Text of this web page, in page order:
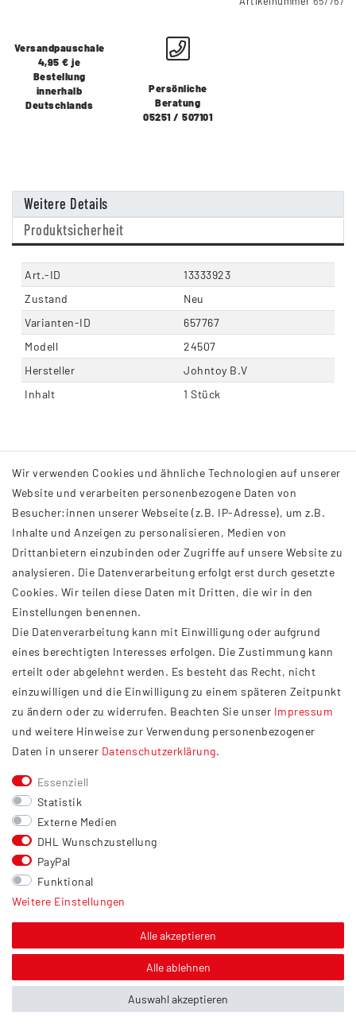
Versandpauschale
4,95 € je
Bestellung
innerhalb
Deutschlands
Persönliche
Beratung
05251 / 507101
Weitere Details
Produktsicherheit
Art.-ID
13333923
Zustand
Neu
Varianten-ID
657767
Modell
24507
Hersteller
Johntoy B.V
Inhalt
1 Stück
INFORMATIONEN
AGB
Impressum
Datenschutzerklärung
Widerrufsrecht
Barrierefreiheit
Service
Kontakt
Versand
Zahlung
Vertrag widerrufen
Sonstiges
Hinweis zur Entsorgung von Altbatterien & Altöl
Über uns
Wir verwenden Cookies und ähnliche Technologien auf unserer
Website und verarbeiten personenbezogene Daten von
Besucher:innen unserer Webseite (z.B. IP-Adresse), um z.B.
Inhalte und Anzeigen zu personalisieren, Medien von
Drittanbietern einzubinden oder Zugriffe auf unsere Website zu
analysieren. Die Datenverarbeitung erfolgt erst durch gesetzte
Cookies. Wir teilen diese Daten mit Dritten, die wir in den
Einstellungen benennen.
Die Datenverarbeitung kann mit Einwilligung oder aufgrund
eines berechtigten Interesses erfolgen. Die Zustimmung kann
erteilt oder abgelehnt werden. Es besteht das Recht, nicht
einzuwilligen und die Einwilligung zu einem späteren Zeitpunkt
zu ändern oder zu widerrufen. Beachten Sie unser Impressum
und weitere Hinweise zur Verwendung personenbezogener
Daten in unserer Daten­schutz­erklärung.
Essenziell
Statistik
Externe Medien
DHL Wunschzustellung
PayPal
Funktional
Weitere Einstellungen
Alle akzeptieren
Alle ablehnen
Auswahl akzeptieren